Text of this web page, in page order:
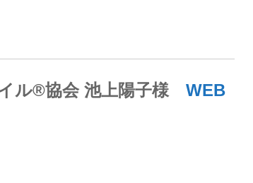
ル®︎協会 池上陽子様 WEB